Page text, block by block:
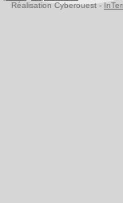
Réalisation Cyberouest -